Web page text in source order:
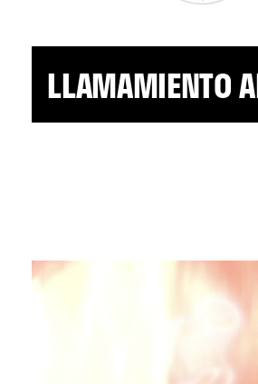
LLAMAMIENTO